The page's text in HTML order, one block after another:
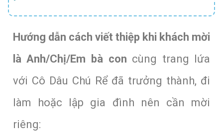
Hướng dẫn cách viết thiệp khi khách mời
là Anh/Chị/Em bà con cùng trang lứa
với Cô Dâu Chú Rể đã trưởng thành, đi
làm hoặc lập gia đình nên cần mời
riêng: